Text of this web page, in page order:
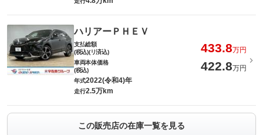
ハリアーＰＨＥＶ
支払総額
(税込)(リ済込)
433.8万円
車両本体価格
(税込)
422.8万円
年式2022(令和4)年
走行2.5万km
この販売店の在庫一覧を見る